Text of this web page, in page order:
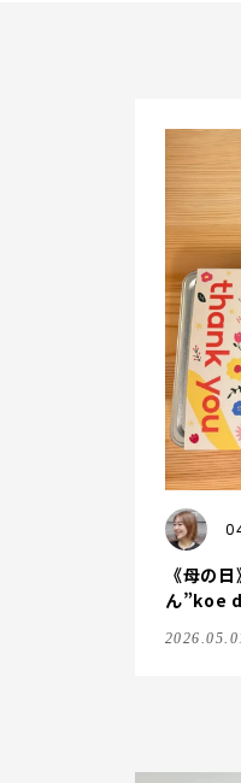
《母の
ん”koe